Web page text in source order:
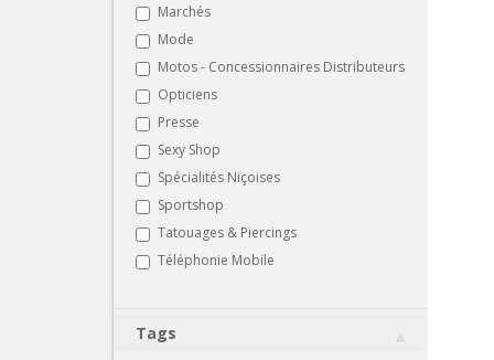
Marchés
Mode
Motos - Concessionnaires Distributeurs
Opticiens
Presse
Sexy Shop
Spécialités Niçoises
Sportshop
Tatouages & Piercings
Téléphonie Mobile
Tags